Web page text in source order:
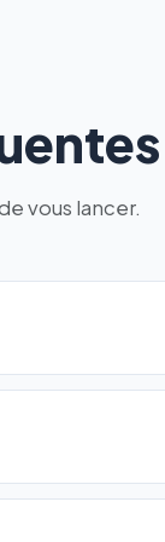
vous lancer.
les profils:
complexe —
en automatique
en4